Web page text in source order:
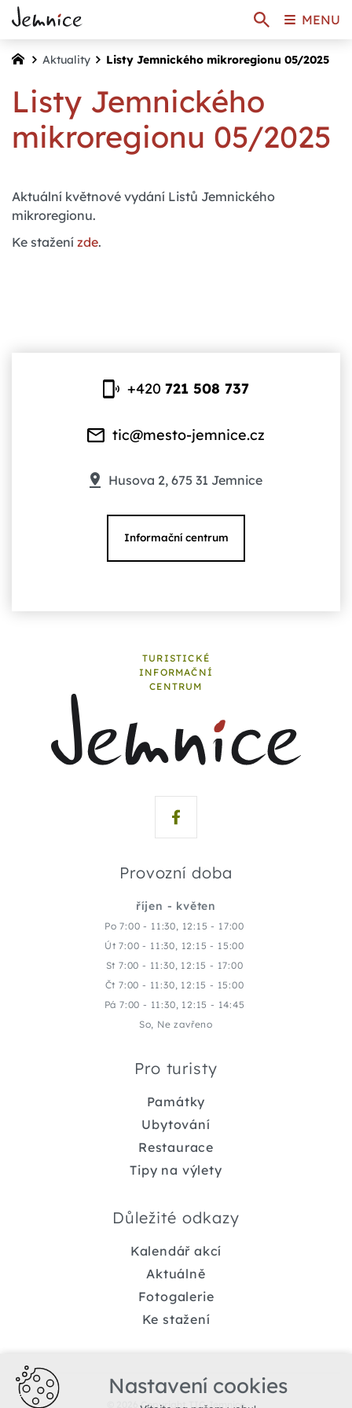
Aktuality Listy Jemnického mikroregionu 05/2025
Listy Jemnického
mikroregionu 05/2025
Aktuální květnové vydání Listů Jemnického
mikroregionu.
Ke stažení zde.
+420721 508 737
tic@mesto-jemnice.cz
Husova 2, 675 31 Jemnice
Informační centrum
TURISTICKÉ
INFORMAČNÍ
CENTRUM
Provozní doba
říjen - květen
Po 7:00 - 11:30, 12:15 - 17:00
Út 7:00 - 11:30, 12:15 - 15:00
St 7:00 - 11:30, 12:15 - 17:00
Čt 7:00 - 11:30, 12:15 - 15:00
Pá 7:00 - 11:30, 12:15 - 14:45
So, Ne zavřeno
Pro turisty
Památky
Ubytování
Restaurace
Tipy na výlety
Důležité odkazy
Kalendář akcí
Aktuálně
Fotogalerie
Ke stažení
© 2026 Copyright TIC Jemnice
MENU
Nastavení cookies